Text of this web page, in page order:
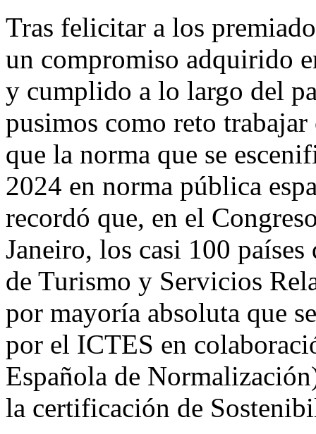
Tras felicitar a los
un compromiso adquirido
y cumplido a lo largo del
pusimos como reto trabajar
que la norma que se
2024 en norma pública
recordó que, en el
Janeiro, los casi 100
de Turismo y Servicios
por mayoría absoluta que
por el ICTES en
Española de
la certificación de